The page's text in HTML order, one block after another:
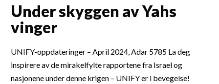
Under skyggen av Yahs
vinger
UNIFY-oppdateringer – April 2024, Adar 5785 La deg
inspirere av de mirakelfylte rapportene fra Israel og
nasjonene under denne krigen – UNIFY er i bevegelse!